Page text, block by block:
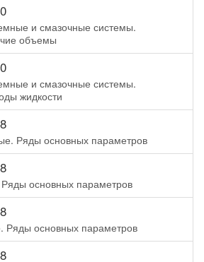
и смазочные системы.
объемы
и смазочные системы.
жидкости
Ряды основных параметров
основных параметров
Ряды основных параметров